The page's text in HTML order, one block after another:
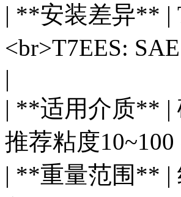
| **安装差异** |
<br>T7EES:
|
| **适用介质** |
推荐粘度10~100
| **重量范围** |